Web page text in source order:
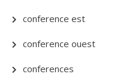
conference est
conference ouest
conferences